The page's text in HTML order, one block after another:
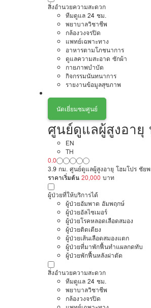
สิ่งอำนวยความสะดวก
ทีมดูแล 24 ชม.
พยาบาลวิชาชีพ
กล้องวงจรปิด
แพทย์เฉพาะทาง
อาหารตามโภชนาการ
ดูแลความสะอาด ซักผ้า
กายภาพบำบัด
กิจกรรมนันทนาการ
รายงานข้อมูลสุขภาพ
นัดเยี่ยมชมศูนย์
ศูนย์ดูแลผู้สูงอายุ
EN
TH
0.0
3.9 กม. ศูนย์ดูแลผู้สูงอายุ โฮมโปร ชัย
ราคาเริ่มต้น 20,000 บาท
ผู้ป่วยที่ให้บริการได้
ผู้ป่วยอัมพาต อัมพฤกษ์
ผู้ป่วยอัลไซเมอร์
ผู้ป่วยโรคหลอดเลือดสมอง
ผู้ป่วยติดเตียง
ผู้ป่วยเส้นเลือดสมองแตก
ผู้ป่วยที่มาพักฟื้นทำแผลกดทับ
ผู้ป่วยพักฟื้นหลังผ่าตัด
สิ่งอำนวยความสะดวก
ทีมดูแล 24 ชม.
พยาบาลวิชาชีพ
กล้องวงจรปิด